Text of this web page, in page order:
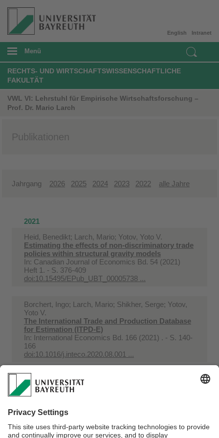
Intranet
English
Menü
RECHTS- UND WIRTSCHAFTSWISSENSCHAFTLICHE
FAKULTÄT
VWL VI: Lehrstuhl für Empirische Wirtschaftsforschung –
Prof. Dr. Mario Larch
Publikationen
Jahrgang 2026 2025 2024 2023 2022 alle Jahre
2021
Heid, Benedikt; Larch, Mario; Yotov, Yoto V.
Estimating the effects of non-discriminatory trade
policies within structural gravity models
In: Canadian Journal of Economics Bd. 54 (2021)
Heft 1. - S. 376-409
doi:10.15495/EPub_UBT_00005738 ...
Borchert, Ingo; Larch, Mario; Shikher, Serge; Yotov,
Yoto V.
The International Trade and Production Database
for Estimation (ITPD-E)
In: International Economics Bd. 166 (2021) . - S. 140-
166
doi:10.1016/j.inteco.2020.08.001 ...
Larch, Mario; Schmeißer, Aiko F.; Wanner, Joschka
A Tale of (almost) 1001 Coefficients : The Deep
and Heterogeneous Effects of the EU-Turkey Cust
In:JCMS Journal of Common Market Studies Bd. 59
doi:10.1111/jcms.13058 ...